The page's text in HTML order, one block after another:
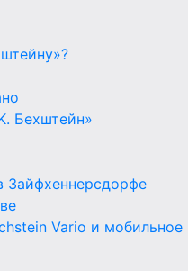
Бехштейн»
Зайфхеннерсдорфе
Vario и мобильное